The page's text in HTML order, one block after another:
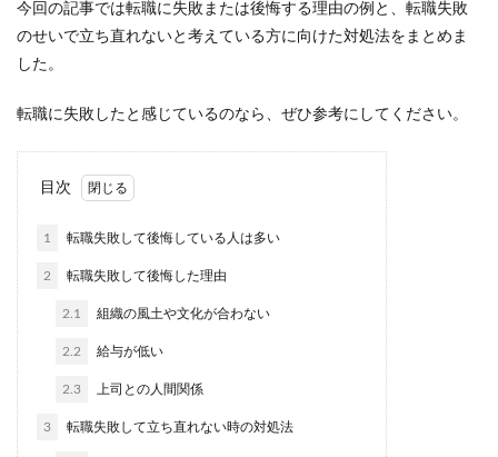
今回の記事では転職に失敗または後悔する理由の例と、転職失敗
のせいで立ち直れないと考えている方に向けた対処法をまとめま
した。
転職に失敗したと感じているのなら、ぜひ参考にしてください。
目次
1 転職失敗して後悔している人は多い
2 転職失敗して後悔した理由
2.1 組織の風土や文化が合わない
2.2 給与が低い
2.3 上司との人間関係
3 転職失敗して立ち直れない時の対処法